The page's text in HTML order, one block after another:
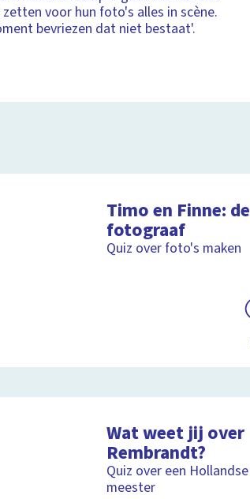
voor hun foto's alles in scène.
bevriezen dat niet bestaat'.
Timo en Finne: de
fotograaf
Quiz over foto's maken
Wat weet jij over
Rembrandt?
Quiz over een Hollandse
meester